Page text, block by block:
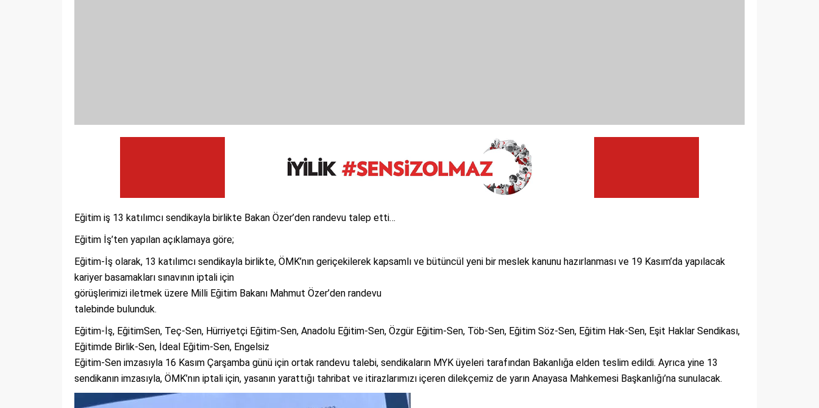
Eğitim iş 13 katılımcı sendikayla birlikte Bakan Özer’den randevu talep etti…
Eğitim İş’ten yapılan açıklamaya göre;
Eğitim-İş olarak, 13 katılımcı sendikayla birlikte, ÖMK’nın geriçekilerek kapsamlı ve bütüncül yeni bir meslek kanunu hazırlanması ve 19 Kasım’da yapılacak
kariyer basamakları sınavının iptali için
görüşlerimizi iletmek üzere Milli Eğitim Bakanı Mahmut Özer’den randevu
talebinde bulunduk.
Eğitim-İş, EğitimSen, Teç-Sen, Hürriyetçi Eğitim-Sen, Anadolu Eğitim-Sen, Özgür Eğitim-Sen, Töb-Sen, Eğitim Söz-Sen, Eğitim Hak-Sen, Eşit Haklar Sendikası,
Eğitimde Birlik-Sen, İdeal Eğitim-Sen, Engelsiz
Eğitim-Sen imzasıyla 16 Kasım Çarşamba günü için ortak randevu talebi, sendikaların MYK üyeleri tarafından Bakanlığa elden teslim edildi. Ayrıca yine 13
sendikanın imzasıyla, ÖMK’nın iptali için, yasanın yarattığı tahribat ve itirazlarımızı içeren dilekçemiz de yarın Anayasa Mahkemesi Başkanlığı’na sunulacak.